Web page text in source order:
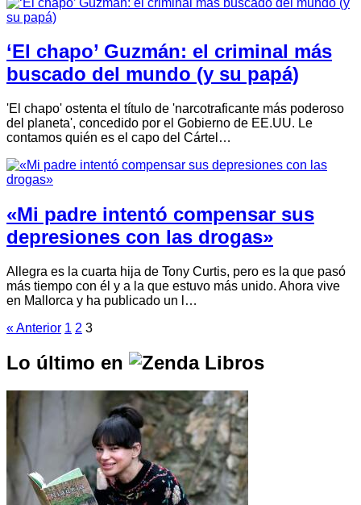
‘El chapo’ Guzmán: el criminal más
buscado del mundo (y su papá)
'El chapo' ostenta el título de 'narcotraficante más poderoso
del planeta', concedido por el Gobierno de EE.UU. Le
contamos quién es el capo del Cártel…
«Mi padre intentó compensar sus
depresiones con las drogas»
Allegra es la cuarta hija de Tony Curtis, pero es la que pasó
más tiempo con él y a la que estuvo más unido. Ahora vive
en Mallorca y ha publicado un l…
« Anterior 1 2 3
Lo último en